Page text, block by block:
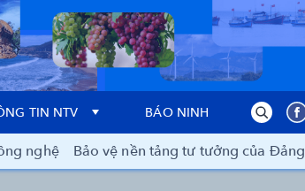
TIN NTV BÁO NINH THUẬN
nghệ Bảo vệ nền tảng tư tưởng của Đảng